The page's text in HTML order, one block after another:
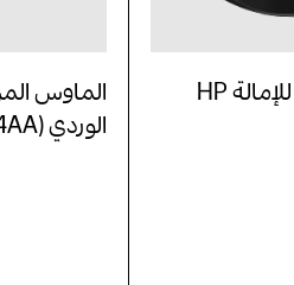
الماوس
الوردي HP 720M (BH7N4AA)
الماوس المريح القابل للإمالة HP